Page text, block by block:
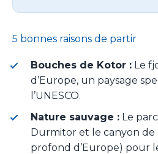
5 bonnes raisons de partir
Bouches de Kotor : Le
d’Europe, un paysage
l’UNESCO.
Nature sauvage : Le
Durmitor et le canyon de
profond d’Europe) pour